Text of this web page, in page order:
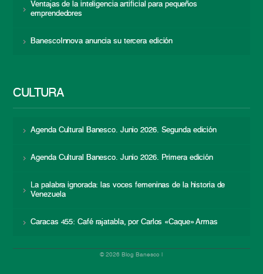
Ventajas de la inteligencia artificial para pequeños
emprendedores
BanescoInnova anuncia su tercera edición
CULTURA
Agenda Cultural Banesco. Junio 2026. Segunda edición
Agenda Cultural Banesco. Junio 2026. Primera edición
La palabra ignorada: las voces femeninas de la historia de
Venezuela
Caracas 455: Café rajatabla, por Carlos «Caque» Armas
© 2026 Blog Banesco |